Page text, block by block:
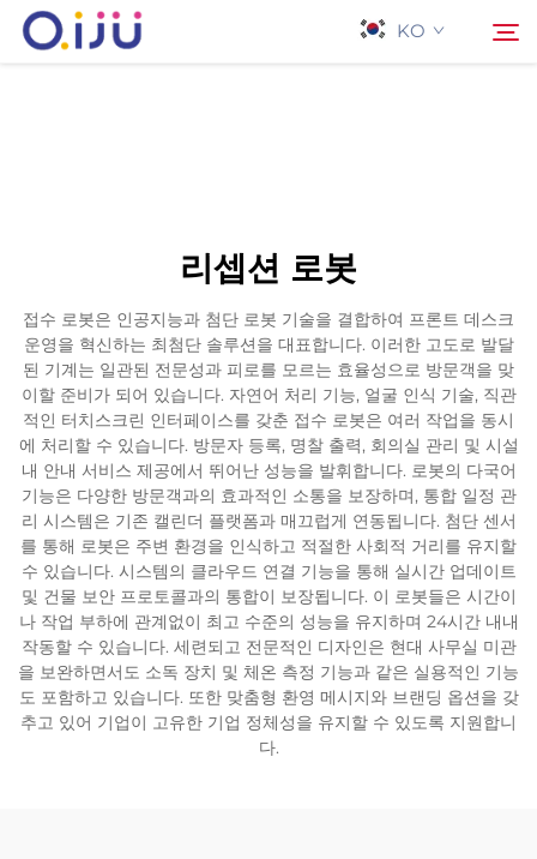
KO
응용 프로그램
사례
뉴스
서비스 지원
연락
리셉션 로봇
접수 로봇은 인공지능과 첨단 로봇 기술을 결합하여 프론트 데스크
운영을 혁신하는 최첨단 솔루션을 대표합니다. 이러한 고도로 발달
된 기계는 일관된 전문성과 피로를 모르는 효율성으로 방문객을 맞
이할 준비가 되어 있습니다. 자연어 처리 기능, 얼굴 인식 기술, 직관
적인 터치스크린 인터페이스를 갖춘 접수 로봇은 여러 작업을 동시
에 처리할 수 있습니다. 방문자 등록, 명찰 출력, 회의실 관리 및 시설
내 안내 서비스 제공에서 뛰어난 성능을 발휘합니다. 로봇의 다국어
기능은 다양한 방문객과의 효과적인 소통을 보장하며, 통합 일정 관
리 시스템은 기존 캘린더 플랫폼과 매끄럽게 연동됩니다. 첨단 센서
를 통해 로봇은 주변 환경을 인식하고 적절한 사회적 거리를 유지할
수 있습니다. 시스템의 클라우드 연결 기능을 통해 실시간 업데이트
및 건물 보안 프로토콜과의 통합이 보장됩니다. 이 로봇들은 시간이
나 작업 부하에 관계없이 최고 수준의 성능을 유지하며 24시간 내내
작동할 수 있습니다. 세련되고 전문적인 디자인은 현대 사무실 미관
을 보완하면서도 소독 장치 및 체온 측정 기능과 같은 실용적인 기능
도 포함하고 있습니다. 또한 맞춤형 환영 메시지와 브랜딩 옵션을 갖
추고 있어 기업이 고유한 기업 정체성을 유지할 수 있도록 지원합니
다.